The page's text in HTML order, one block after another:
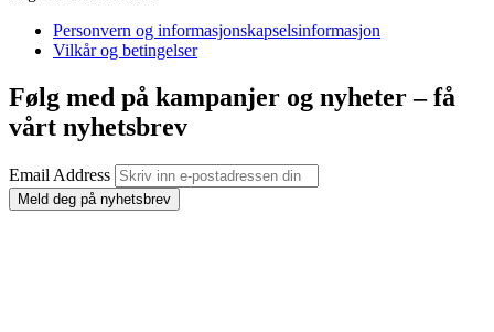
Personvern og informasjonskapselsinformasjon
Vilkår og betingelser
Følg med på kampanjer og nyheter – få
vårt nyhetsbrev
Email Address
Meld deg på nyhetsbrev